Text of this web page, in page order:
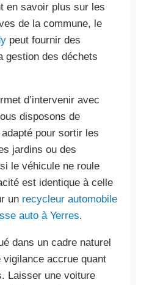
en savoir plus sur les
de la commune, le
peut fournir des
gestion des déchets
d’intervenir avec
disposons de
pour sortir les
jardins ou des
le véhicule ne roule
est identique à celle
un recycleur automobile
auto à Yerres.
dans un cadre naturel
accrue quant
Laisser une voiture